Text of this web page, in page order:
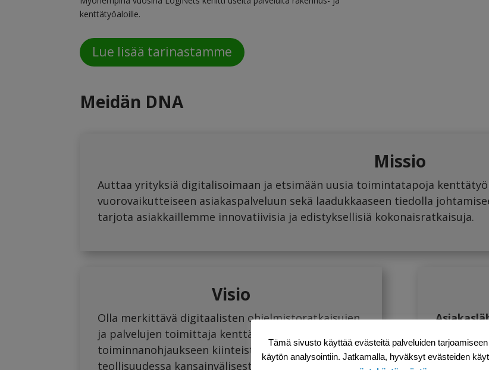
kenttätyöaloille.
Lue lisää tarinastamme
Meidän DNA
Missio
Auttaa yrityksiä digitalisoimaan ja etsimään uusia toimintatapoja
vuorovaikutteiseen asiakaspalveluun sekä laadukkaaseen tiedolla
tarjota asiakkaillemme innovatiivisia ja edistyksellisiä kokonaisratkaisuja.
Visio
Olla merkittävä digitaalisten ohjelmistoratkaisujen
ja palvelujen toimittaja kenttätyön
toiminnanohjaukseen kiinteistöpalvelusektorilla ja
teollisuudessa kansainvälisesti.
Tämä sivusto käyttää evästeitä palveluiden
käytön analysointiin. Jatkamalla, hyväksyt evästeiden